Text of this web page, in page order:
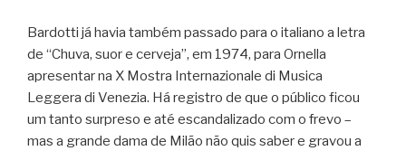
Bardotti já havia também passado para o italiano a letra
de “Chuva, suor e cerveja”, em 1974, para Ornella
apresentar na X Mostra Internazionale di Musica
Leggera di Venezia. Há registro de que o público ficou
um tanto surpreso e até escandalizado com o frevo –
mas a grande dama de Milão não quis saber e gravou a